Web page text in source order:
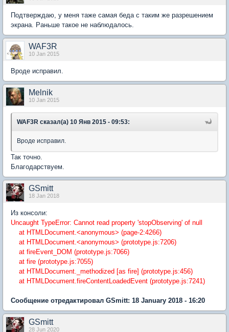
Подтверждаю, у меня таже самая беда с таким же разрешением
экрана. Раньше такое не наблюдалось.
WAF3R
10 Jan 2015
Вроде исправил.
Melnik
10 Jan 2015
WAF3R сказал(а) 10 Янв 2015 - 09:53:
Вроде исправил.
Так точно.
Благодарствуем.
GSmitt
18 Jan 2018
Из консоли:
Uncaught TypeError: Cannot read property 'stopObserving' of null
at HTMLDocument.<anonymous> (page-2:4266)
at HTMLDocument.<anonymous> (prototype.js:7206)
at fireEvent_DOM (prototype.js:7066)
at fire (prototype.js:7055)
at HTMLDocument._methodized [as fire] (prototype.js:456)
at HTMLDocument.fireContentLoadedEvent (prototype.js:7241)
Сообщение отредактировал GSmitt: 18 January 2018 - 16:20
GSmitt
28 Jun 2020